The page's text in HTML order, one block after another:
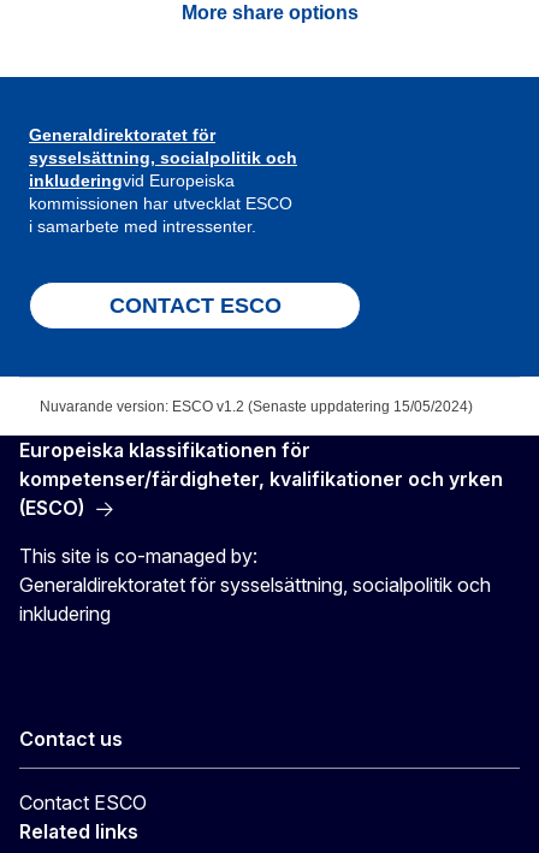
More share options
Generaldirektoratet för
sysselsättning, socialpolitik och
inkluderingvid Europeiska
kommissionen har utvecklat ESCO
i samarbete med intressenter.
CONTACT ESCO
Nuvarande version: ESCO v1.2 (Senaste uppdatering 15/05/2024)
Europeiska klassifikationen för
kompetenser/färdigheter, kvalifikationer och yrken
(ESCO)
This site is co-managed by:
Generaldirektoratet för sysselsättning, socialpolitik och
inkludering
Contact us
Contact ESCO
Related links